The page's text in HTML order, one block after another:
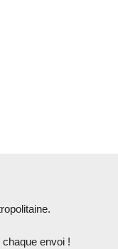
envoi !